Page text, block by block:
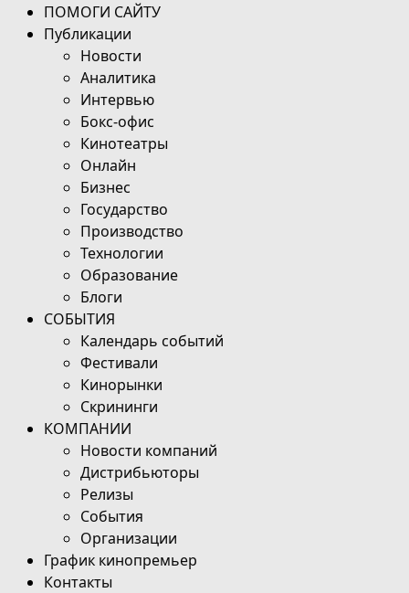
ПОМОГИ САЙТУ
Публикации
Новости
Аналитика
Интервью
Бокс-офис
Кинотеатры
Онлайн
Бизнес
Государство
Производство
Технологии
Образование
Блоги
СОБЫТИЯ
Календарь событий
Фестивали
Кинорынки
Скрининги
КОМПАНИИ
Новости компаний
Дистрибьюторы
Релизы
События
Организации
График кинопремьер
Контакты